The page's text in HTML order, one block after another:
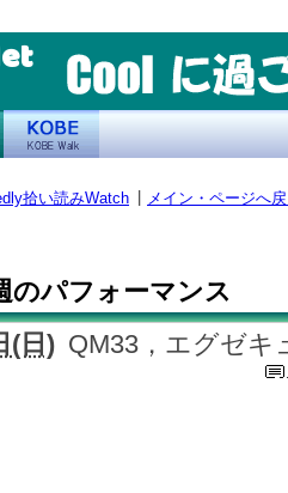
拾い読みWatch メイン・ページへ
のパフォーマンス
(日) QM33，エグゼキ